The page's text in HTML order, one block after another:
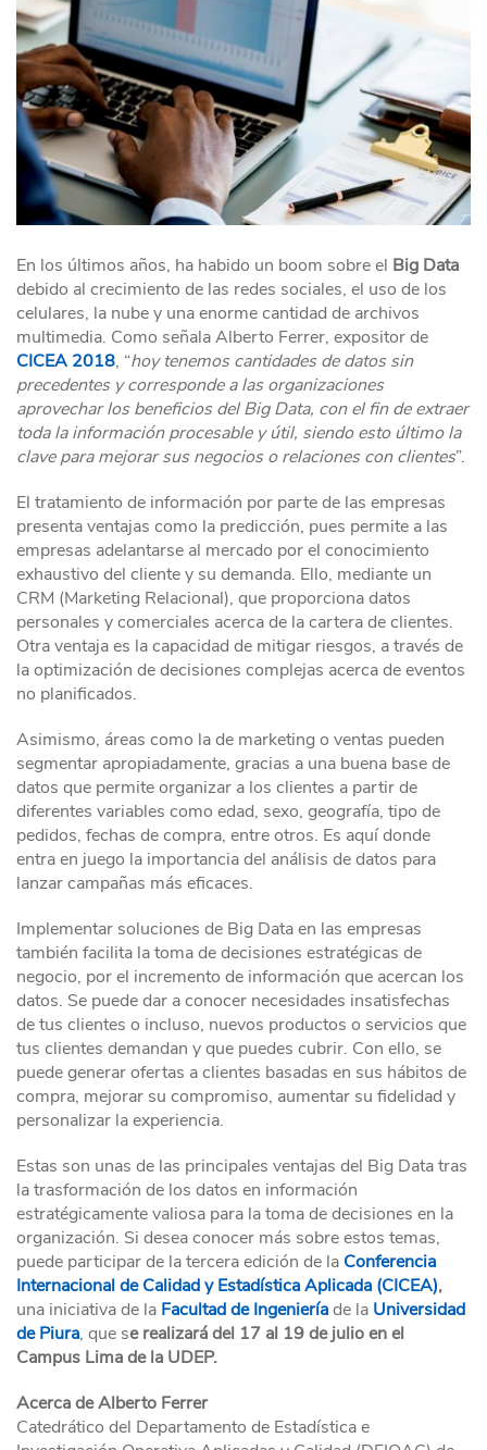
En los últimos años, ha habido un boom sobre el Big Data
debido al crecimiento de las redes sociales, el uso de los
celulares, la nube y una enorme cantidad de archivos
multimedia. Como señala Alberto Ferrer, expositor de
CICEA 2018, “hoy tenemos cantidades de datos sin
precedentes y corresponde a las organizaciones
aprovechar los beneficios del Big Data, con el fin de extraer
toda la información procesable y útil, siendo esto último la
clave para mejorar sus negocios o relaciones con clientes”.
El tratamiento de información por parte de las empresas
presenta ventajas como la predicción, pues permite a las
empresas adelantarse al mercado por el conocimiento
exhaustivo del cliente y su demanda. Ello, mediante un
CRM (Marketing Relacional), que proporciona datos
personales y comerciales acerca de la cartera de clientes.
Otra ventaja es la capacidad de mitigar riesgos, a través de
la optimización de decisiones complejas acerca de eventos
no planificados.
Asimismo, áreas como la de marketing o ventas pueden
segmentar apropiadamente, gracias a una buena base de
datos que permite organizar a los clientes a partir de
diferentes variables como edad, sexo, geografía, tipo de
pedidos, fechas de compra, entre otros. Es aquí donde
entra en juego la importancia del análisis de datos para
lanzar campañas más eficaces.
Implementar soluciones de Big Data en las empresas
también facilita la toma de decisiones estratégicas de
negocio, por el incremento de información que acercan los
datos. Se puede dar a conocer necesidades insatisfechas
de tus clientes o incluso, nuevos productos o servicios que
tus clientes demandan y que puedes cubrir. Con ello, se
puede generar ofertas a clientes basadas en sus hábitos de
compra, mejorar su compromiso, aumentar su fidelidad y
personalizar la experiencia.
Estas son unas de las principales ventajas del Big Data tras
la trasformación de los datos en información
estratégicamente valiosa para la toma de decisiones en la
organización. Si desea conocer más sobre estos temas,
puede participar de la tercera edición de la Conferencia
Internacional de Calidad y Estadística Aplicada (CICEA),
una iniciativa de la Facultad de Ingenieríade la Universidad
de Piura, que se realizará del 17 al 19 de julio en el
Campus Lima de la UDEP.
Acerca de Alberto Ferrer
Catedrático del Departamento de Estadística e